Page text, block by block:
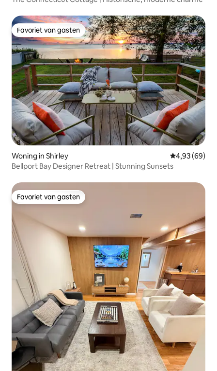
Favoriet van gasten
Favoriet van gasten
Woning in Shirley Gemiddelde
4,93 (69)
Bellport Bay Designer Retreat | Stunning Sunsets
Favoriet van gasten
Favoriet van gasten